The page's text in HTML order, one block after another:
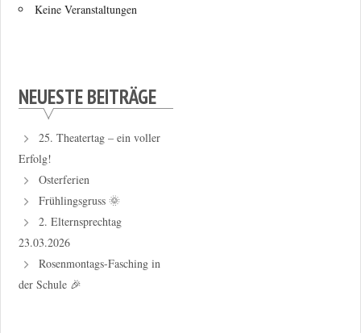
Keine Veranstaltungen
NEUESTE BEITRÄGE
25. Theatertag – ein voller
Erfolg!
Osterferien
Frühlingsgruss 🌞
2. Elternsprechtag
23.03.2026
Rosenmontags-Fasching in
der Schule 🎉